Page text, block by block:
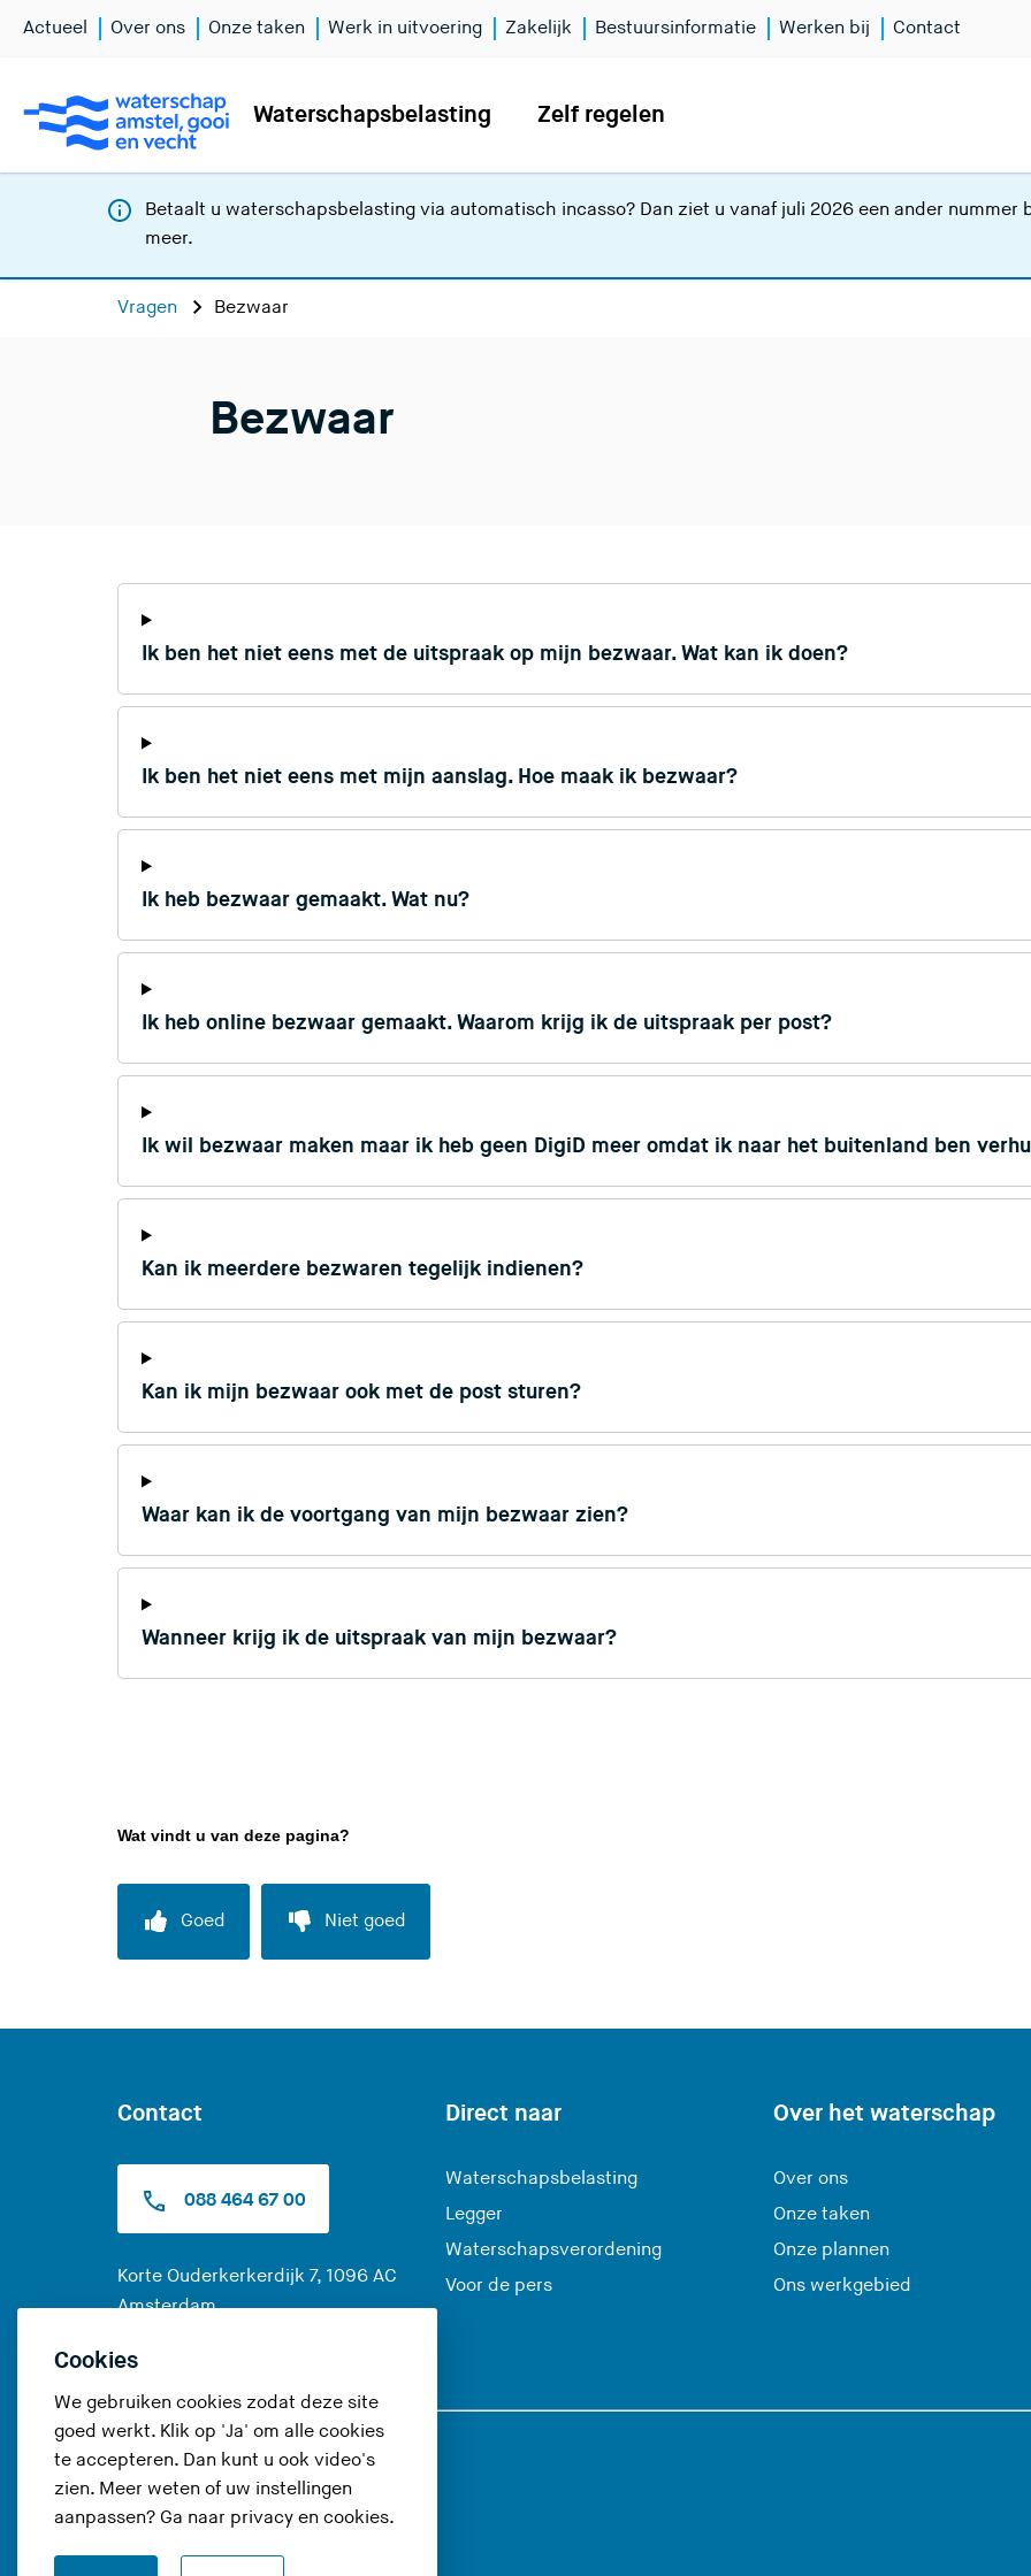
Cookies
We gebruiken cookies zodat deze site
goed werkt. Klik op 'Ja' om alle cookies
te accepteren. Dan kunt u ook video's
zien. Meer weten of uw instellingen
aanpassen? Ga naar privacy en cookies.
Waterschapsbelasting Zelf regelen
Actueel Over ons Onze taken Werk in uitvoering Zakelijk Bestuursinformatie Werken bij Contact
Betaalt u waterschapsbelasting via automatisch incasso? Dan ziet u vanaf juli 2026 een ander
meer.
Vragen Bezwaar
Bezwaar
Ik ben het niet eens met de uitspraak op mijn bezwaar. Wat kan ik doen?
Ik ben het niet eens met mijn aanslag. Hoe maak ik bezwaar?
Ik heb bezwaar gemaakt. Wat nu?
Ik heb online bezwaar gemaakt. Waarom krijg ik de uitspraak per post?
Ik wil bezwaar maken maar ik heb geen DigiD meer omdat ik naar het buitenland ben
Kan ik meerdere bezwaren tegelijk indienen?
Kan ik mijn bezwaar ook met de post sturen?
Waar kan ik de voortgang van mijn bezwaar zien?
Wanneer krijg ik de uitspraak van mijn bezwaar?
Wat vindt u van deze pagina?
Goed Niet goed
Contact
088 464 67 00
Korte Ouderkerkerdijk 7, 1096 AC
Amsterdam(
e
a
a
Direct naar
Waterschapsbelasting
Legger
Waterschapsverordening
Voor de pers
Over het waterschap
Over ons
Onze taken
Onze plannen
Ons werkgebied
Volg ons op
U
U
U